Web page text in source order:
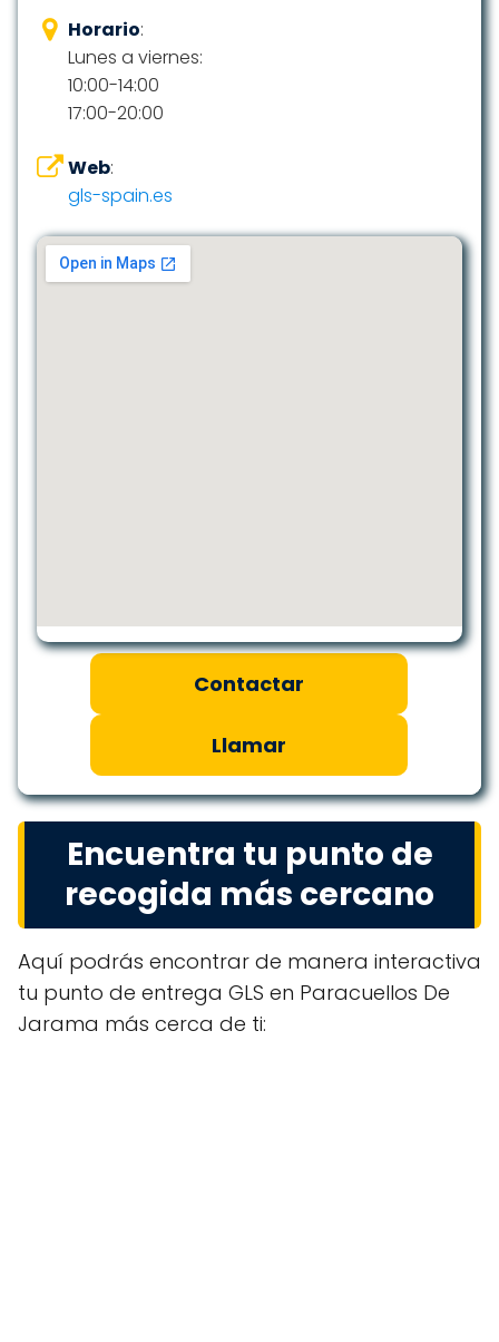
Horario:
Lunes a viernes:
10:00-14:00
17:00-20:00
Web:
gls-spain.es
Contactar
Llamar
Encuentra tu punto de
recogida más cercano
Aquí podrás encontrar de manera interactiva
tu punto de entrega GLS en Paracuellos De
Jarama más cerca de ti: